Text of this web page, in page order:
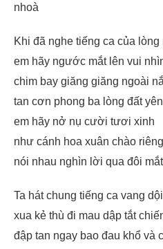
nhoà
Khi đã nghe tiếng ca của
em hãy ngước mắt lên vui
chim bay giăng giăng ngoài
tan cơn phong ba lòng đất
em hãy nở nụ cười tươi xinh
như cánh hoa xuân chào
nói nhau nghìn lời qua đôi
Ta hát chung tiếng ca vang
xua kẻ thù đi mau dập tắt
đập tan ngay bao đau khổ và